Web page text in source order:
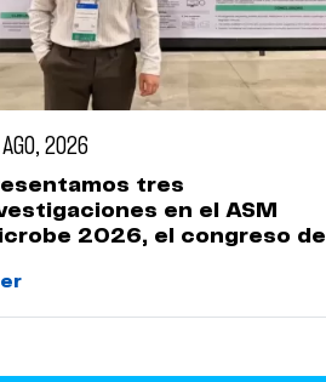
2026
tres
en el ASM
2026, el congreso de
mundo